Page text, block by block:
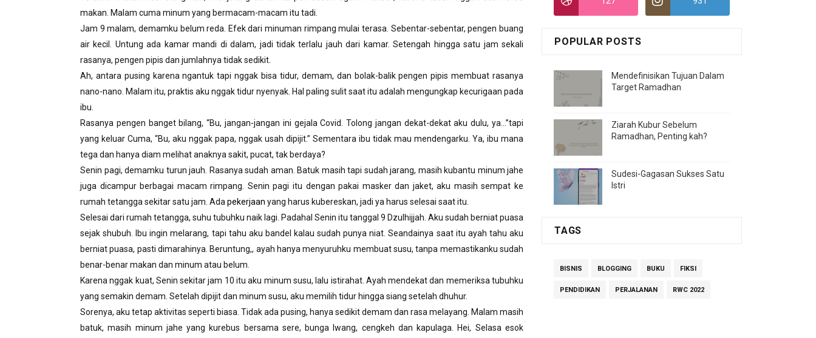
makan. Malam cuma minum yang bermacam-macam itu tadi.
Jam 9 malam, demamku belum reda. Efek dari minuman rimpang mulai terasa. Sebentar-sebentar, pengen buang
air kecil. Untung ada kamar mandi di dalam, jadi tidak terlalu jauh dari kamar. Setengah hingga satu jam sekali
rasanya, pengen pipis dan jumlahnya tidak sedikit.
Ah, antara pusing karena ngantuk tapi nggak bisa tidur, demam, dan bolak-balik pengen pipis membuat rasanya
nano-nano. Malam itu, praktis aku nggak tidur nyenyak. Hal paling sulit saat itu adalah mengungkap kecurigaan pada
ibu.
Rasanya pengen banget bilang, “Bu, jangan-jangan ini gejala Covid. Tolong jangan dekat-dekat aku dulu, ya…”tapi
yang keluar Cuma, “Bu, aku nggak papa, nggak usah dipijit.” Sementara ibu tidak mau mendengarku. Ya, ibu mana
tega dan hanya diam melihat anaknya sakit, pucat, tak berdaya?
Senin pagi, demamku turun jauh. Rasanya sudah aman. Batuk masih tapi sudah jarang, masih kubantu minum jahe
juga dicampur berbagai macam rimpang. Senin pagi itu dengan pakai masker dan jaket, aku masih sempat ke
rumah tetangga sekitar satu jam. Ada pekerjaan yang harus kubereskan, jadi ya harus selesai saat itu.
Selesai dari rumah tetangga, suhu tubuhku naik lagi. Padahal Senin itu tanggal 9 Dzulhijjah. Aku sudah berniat puasa
sejak shubuh. Ibu ingin melarang, tapi tahu aku bandel kalau sudah punya niat. Seandainya saat itu ayah tahu aku
berniat puasa, pasti dimarahinya. Beruntung,, ayah hanya menyuruhku membuat susu, tanpa memastikanku sudah
benar-benar makan dan minum atau belum.
Karena nggak kuat, Senin sekitar jam 10 itu aku minum susu, lalu istirahat. Ayah mendekat dan memeriksa tubuhku
yang semakin demam. Setelah dipijit dan minum susu, aku memilih tidur hingga siang setelah dhuhur.
Sorenya, aku tetap aktivitas seperti biasa. Tidak ada pusing, hanya sedikit demam dan rasa melayang. Malam masih
batuk, masih minum jahe yang kurebus bersama sere, bunga lwang, cengkeh dan kapulaga. Hei, Selasa esok
POPULAR POSTS
Mendefinisikan Tujuan Dalam
Target Ramadhan
Ziarah Kubur Sebelum
Ramadhan, Penting kah?
Sudesi-Gagasan Sukses Satu
Istri
TAGS
BISNIS BLOGGING BUKU FIKSI
PENDIDIKAN PERJALANAN RWC 2022